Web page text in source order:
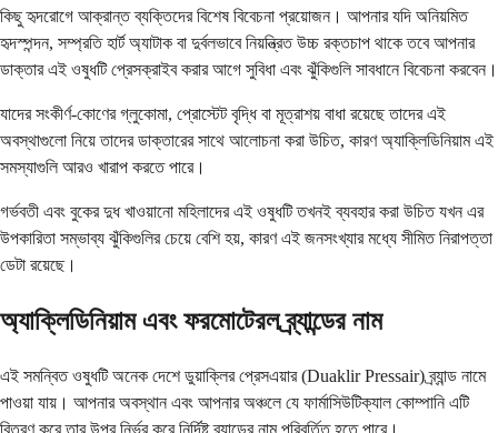
কিছু হৃদরোগে আক্রান্ত ব্যক্তিদের বিশেষ বিবেচনা প্রয়োজন। আপনার যদি অনিয়মিত
হৃদস্পন্দন, সম্প্রতি হার্ট অ্যাটাক বা দুর্বলভাবে নিয়ন্ত্রিত উচ্চ রক্তচাপ থাকে তবে আপনার
ডাক্তার এই ওষুধটি প্রেসক্রাইব করার আগে সুবিধা এবং ঝুঁকিগুলি সাবধানে বিবেচনা করবেন।
যাদের সংকীর্ণ-কোণের গ্লুকোমা, প্রোস্টেট বৃদ্ধি বা মূত্রাশয় বাধা রয়েছে তাদের এই
অবস্থাগুলো নিয়ে তাদের ডাক্তারের সাথে আলোচনা করা উচিত, কারণ অ্যাক্লিডিনিয়াম এই
সমস্যাগুলি আরও খারাপ করতে পারে।
গর্ভবতী এবং বুকের দুধ খাওয়ানো মহিলাদের এই ওষুধটি তখনই ব্যবহার করা উচিত যখন এর
উপকারিতা সম্ভাব্য ঝুঁকিগুলির চেয়ে বেশি হয়, কারণ এই জনসংখ্যার মধ্যে সীমিত নিরাপত্তা
ডেটা রয়েছে।
অ্যাক্লিডিনিয়াম এবং ফরমোটেরল ব্র্যান্ডের নাম
এই সমন্বিত ওষুধটি অনেক দেশে ডুয়াক্লির প্রেসএয়ার (Duaklir Pressair) ব্র্যান্ড নামে
পাওয়া যায়। আপনার অবস্থান এবং আপনার অঞ্চলে যে ফার্মাসিউটিক্যাল কোম্পানি এটি
বিতরণ করে তার উপর নির্ভর করে নির্দিষ্ট ব্র্যান্ডের নাম পরিবর্তিত হতে পারে।